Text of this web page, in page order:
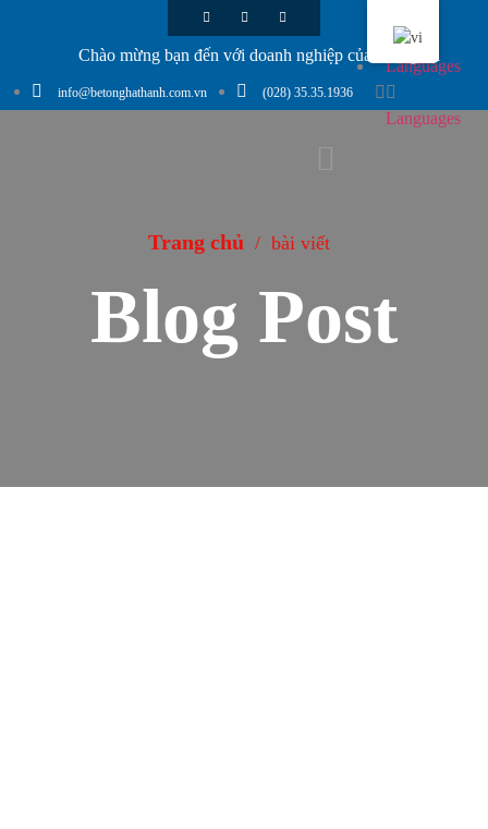
Chào mừng bạn đến với doanh nghiệp của chúng tôi
info@betonghathanh.com.vn (028) 35.35.1936
Languages
Languages
Trang chủ / bài viết
Blog Post